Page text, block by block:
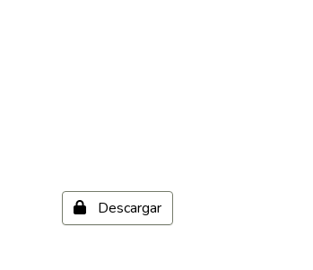
Descargar